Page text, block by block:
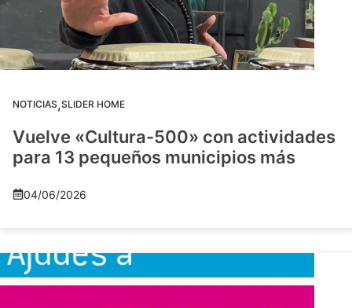
NOTICIAS,SLIDER HOME
Vuelve «Cultura-500» con actividades
para 13 pequeños municipios más
04/06/2026